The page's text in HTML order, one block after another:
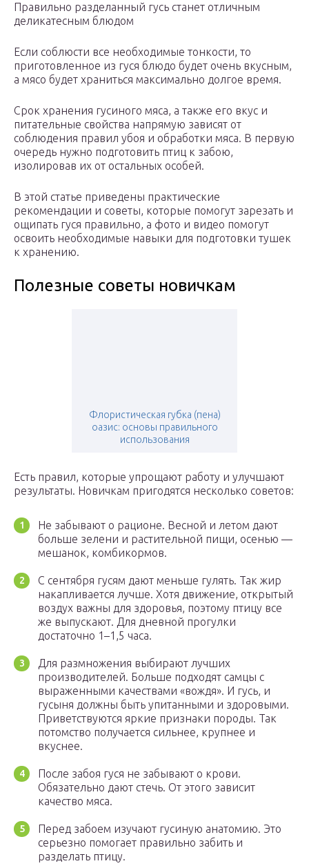
Правильно разделанный гусь станет отличным
деликатесным блюдом
Если соблюсти все необходимые тонкости, то
приготовленное из гуся блюдо будет очень вкусным,
а мясо будет храниться максимально долгое время.
Срок хранения гусиного мяса, а также его вкус и
питательные свойства напрямую зависят от
соблюдения правил убоя и обработки мяса. В первую
очередь нужно подготовить птиц к забою,
изолировав их от остальных особей.
В этой статье приведены практические
рекомендации и советы, которые помогут зарезать и
ощипать гуся правильно, а фото и видео помогут
освоить необходимые навыки для подготовки тушек
к хранению.
Полезные советы новичкам
Флористическая губка (пена)
оазис: основы правильного
использования
Есть правил, которые упрощают работу и улучшают
результаты. Новичкам пригодятся несколько советов:
Не забывают о рационе. Весной и летом дают
больше зелени и растительной пищи, осенью —
мешанок, комбикормов.
С сентября гусям дают меньше гулять. Так жир
накапливается лучше. Хотя движение, открытый
воздух важны для здоровья, поэтому птицу все
же выпускают. Для дневной прогулки
достаточно 1–1,5 часа.
Для размножения выбирают лучших
производителей. Больше подходят самцы с
выраженными качествами «вождя». И гусь, и
гусыня должны быть упитанными и здоровыми.
Приветствуются яркие признаки породы. Так
потомство получается сильнее, крупнее и
вкуснее.
После забоя гуся не забывают о крови.
Обязательно дают стечь. От этого зависит
качество мяса.
Перед забоем изучают гусиную анатомию. Это
серьезно помогает правильно забить и
разделать птицу.